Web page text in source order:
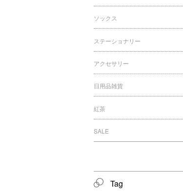
ソックス
ステーショナリー
アクセサリー
日用品雑貨
紅茶
SALE
Tag